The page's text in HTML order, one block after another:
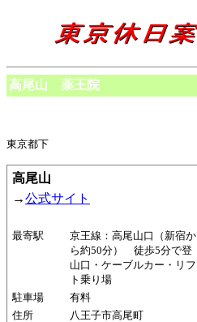
高尾山 薬王院
東京都下
高尾山
→公式サイト
最寄駅
京王線：高尾山口（新宿か
ら約50分） 徒歩5分で登
山口・ケーブルカー・リフ
ト乗り場
駐車場
有料
住所
八王子市高尾町